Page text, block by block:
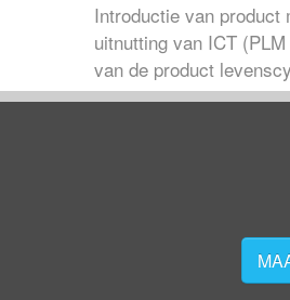
Introductie van
uitnutting van ICT
van de product